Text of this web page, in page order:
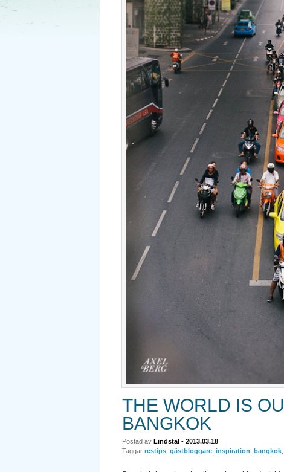
THE WORLD IS
BANGKOK
Postad avLindstal - 2013.03.18
Taggar restips ,gästbloggare ,inspiration ,bangkok